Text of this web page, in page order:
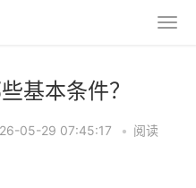
基本条件？
05-29 07:45:17 • 阅读